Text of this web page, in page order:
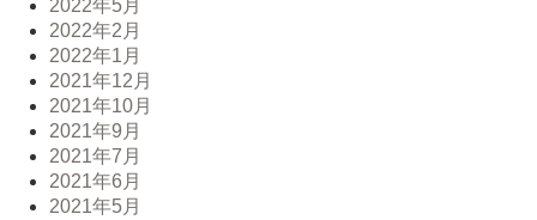
2022年5月
2022年2月
2022年1月
2021年12月
2021年10月
2021年9月
2021年7月
2021年6月
2021年5月